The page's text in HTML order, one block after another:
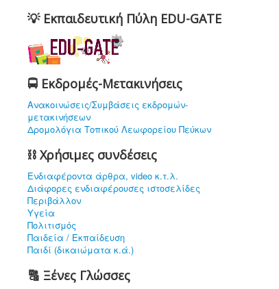
💡 Εκπαιδευτική Πύλη EDU-GATE
🚍 Εκδρομές-Μετακινήσεις
Ανακοινώσεις/Συμβάσεις εκδρομών-
μετακινήσεων
Δρομολόγια Τοπικού Λεωφορείου Πεύκων
⛓ Χρήσιμες συνδέσεις
Ενδιαφέρoντα άρθρα, video κ.τ.λ.
Διάφορες ενδιαφέρουσες ιστοσελίδες
Περιβάλλον
Υγεία
Πολιτισμός
Παιδεία / Εκπαίδευση
Παιδί (δικαιώματα κ.ά.)
🔠 Ξένες Γλώσσες